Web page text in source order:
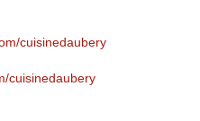
cuisinedaubery
cuisinedaubery